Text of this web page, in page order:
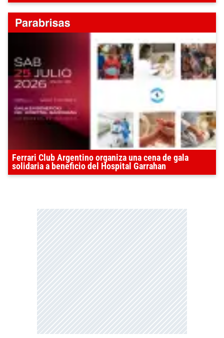
Ferrari Club Argentino organiza una cena de gala
solidaria a beneficio del Hospital Garrahan